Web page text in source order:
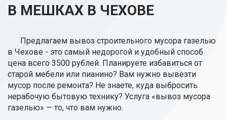
В МЕШКАХ В ЧЕХОВЕ
Предлагаем вывоз строительного мусора газелью
в Чехове - это самый недорогой и удобный способ
цена всего 3500 рублей. Планируете избавиться от
старой мебели или пианино? Вам нужно вывезти
мусор после ремонта? Не знаете, куда выбросить
нерабочую бытовую технику? Услуга «вывоз мусора
газелью» — то, что вам нужно.